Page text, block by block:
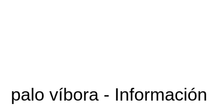
palo víbora - Información